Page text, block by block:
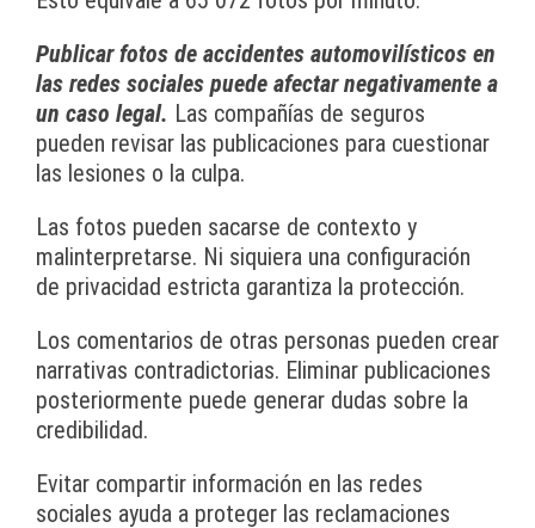
Publicar fotos de accidentes automovilísticos en
las redes sociales puede afectar negativamente a
un caso legal. Las compañías de seguros
pueden revisar las publicaciones para cuestionar
las lesiones o la culpa.
Las fotos pueden sacarse de contexto y
malinterpretarse. Ni siquiera una configuración
de privacidad estricta garantiza la protección.
Los comentarios de otras personas pueden crear
narrativas contradictorias. Eliminar publicaciones
posteriormente puede generar dudas sobre la
credibilidad.
Evitar compartir información en las redes
sociales ayuda a proteger las reclamaciones